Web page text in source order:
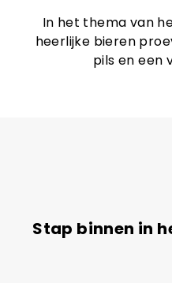
In het thema van
heerlijke bieren
pils en een
Stap binnen in